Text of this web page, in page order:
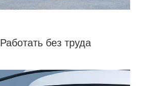
Работать без труда